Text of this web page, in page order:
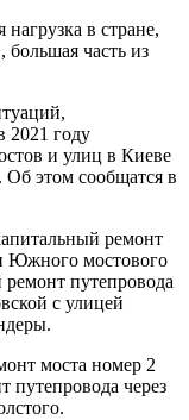
в стране,
большая часть из
2021 году
и улиц в Киеве
этом сообщатся в
ремонт
Южного мостового
путепровода
с улицей
моста номер 2
путепровода через